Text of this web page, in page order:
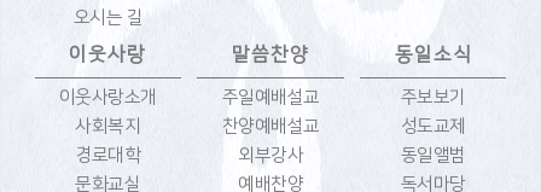
오시는 길
이웃사랑
이웃사랑소개
사회복지
경로대학
문화교실
말씀찬양
주일예배설교
찬양예배설교
외부강사
예배찬양
동일소식
주보보기
성도교제
동일앨범
독서마당